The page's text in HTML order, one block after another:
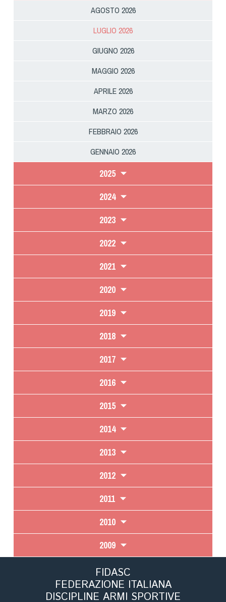
AGOSTO 2026
LUGLIO 2026
GIUGNO 2026
MAGGIO 2026
APRILE 2026
MARZO 2026
FEBBRAIO 2026
GENNAIO 2026
2025
2024
2023
2022
2021
2020
2019
2018
2017
2016
2015
2014
2013
2012
2011
2010
2009
FIDASC
FEDERAZIONE ITALIANA
DISCIPLINE ARMI SPORTIVE